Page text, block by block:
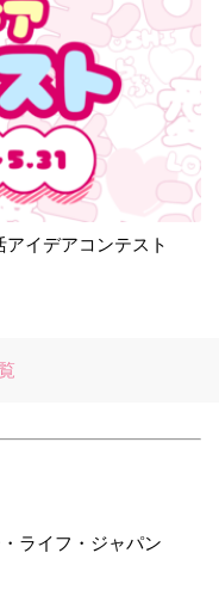
イデアコンテスト
ライフ・ジャパン